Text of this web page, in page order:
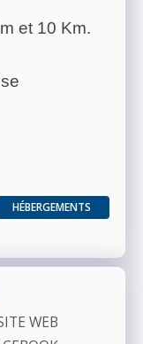
et 10 Km.
HÉBERGEMENTS
WEB